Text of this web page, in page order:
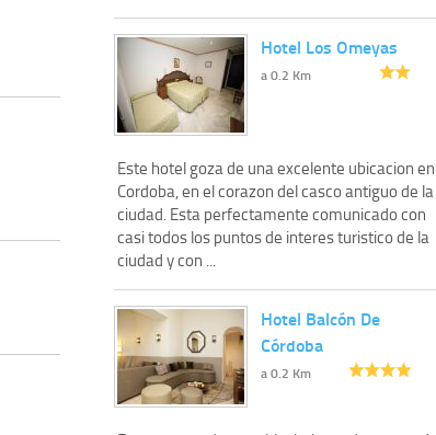
Hotel Los Omeyas
a 0.2 Km
Este hotel goza de una excelente ubicacion en
Cordoba, en el corazon del casco antiguo de la
ciudad. Esta perfectamente comunicado con
casi todos los puntos de interes turistico de la
ciudad y con ...
Hotel Balcón De
Córdoba
a 0.2 Km